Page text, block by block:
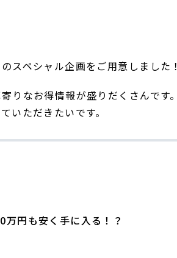
スペシャル企画をご用意しました！
りなお得情報が盛りだくさんです。
いただきたいです。
円も安く手に入る！？